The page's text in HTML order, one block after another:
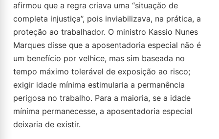
afirmou que a regra criava uma “situação de
completa injustiça”, pois inviabilizava, na prática, a
proteção ao trabalhador. O ministro Kassio Nunes
Marques disse que a aposentadoria especial não é
um benefício por velhice, mas sim baseada no
tempo máximo tolerável de exposição ao risco;
exigir idade mínima estimularia a permanência
perigosa no trabalho. Para a maioria, se a idade
mínima permanecesse, a aposentadoria especial
deixaria de existir.